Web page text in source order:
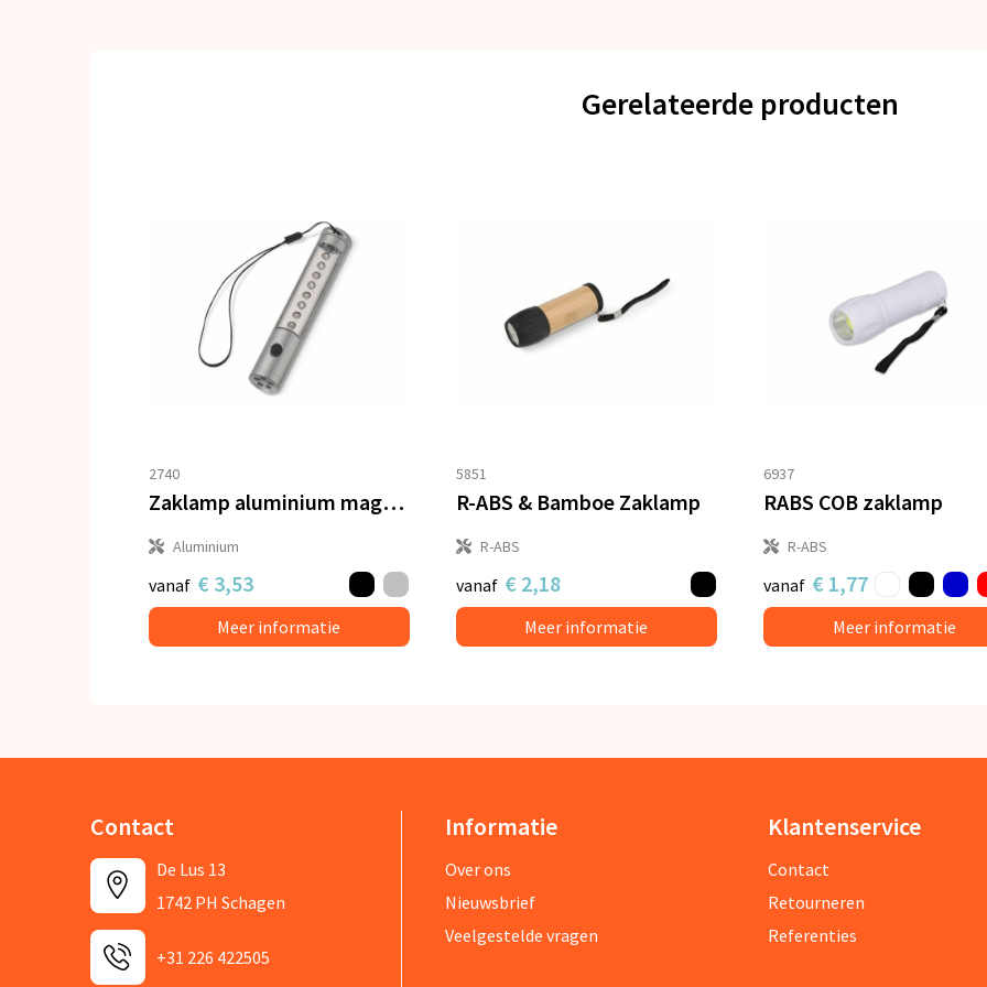
Gerelateerde producten
2740
Zaklamp aluminium magneet
Aluminium
vanaf € 3,53
Meer informatie
5851
R-ABS & Bamboe Zaklamp
R-ABS
vanaf € 2,18
Meer informatie
6937
RABS COB zaklamp
R-ABS
vanaf € 1,77
Meer informatie
Contact
De Lus 13
1742 PH Schagen
+31 226 422505
Informatie
Over ons
Nieuwsbrief
Veelgestelde vragen
Klantenservice
Contact
Retourneren
Referenties